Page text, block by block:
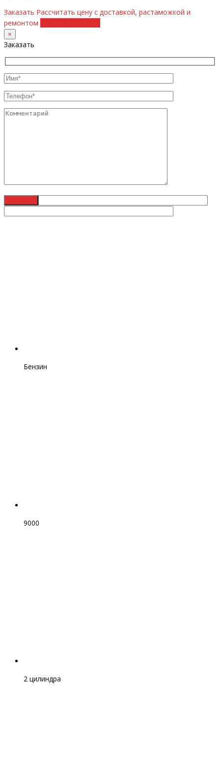
Заказать Рассчитать цену с доставкой, растаможкой и
ремонтом
×
Заказать
Бензин
9000
2 цилиндра